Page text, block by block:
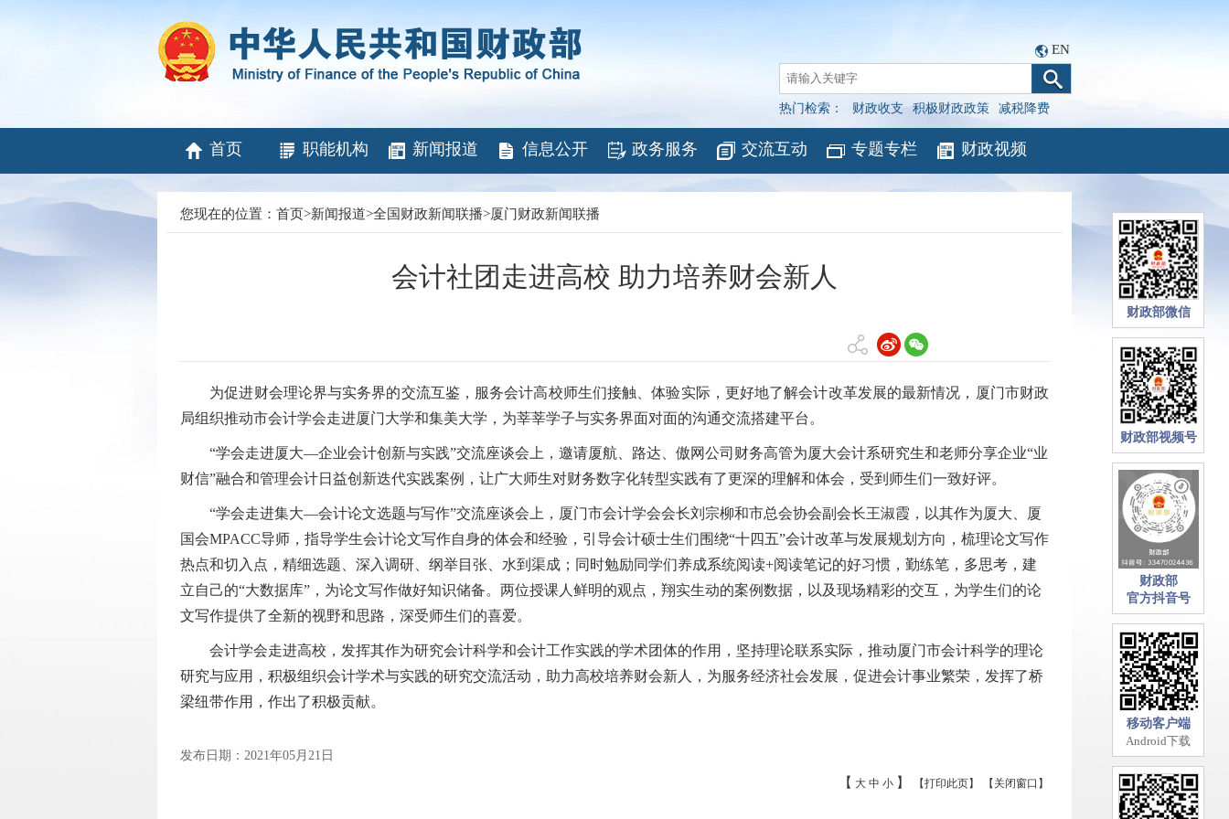
EN
热门检索： 财政收支 积极财政政策 减税降费
首页 职能机构 新闻报道 信息公开 政务服务 交流互动 专题专栏 财政视频
您现在的位置： 首页>新闻报道>全国财政新闻联播>厦门财政新闻联播
会计社团走进高校 助力培养财会新人
为促进财会理论界与实务界的交流互鉴，服务会计高校师生们接触、体验实际，更好地了解会计改革发展的最新情况，厦门市财政
局组织推动市会计学会走进厦门大学和集美大学，为莘莘学子与实务界面对面的沟通交流搭建平台。
“学会走进厦大—企业会计创新与实践”交流座谈会上，邀请厦航、路达、傲网公司财务高管为厦大会计系研究生和老师分享企业“业
财信”融合和管理会计日益创新迭代实践案例，让广大师生对财务数字化转型实践有了更深的理解和体会，受到师生们一致好评。
“学会走进集大—会计论文选题与写作”交流座谈会上，厦门市会计学会会长刘宗柳和市总会协会副会长王淑霞，以其作为厦大、厦
国会MPACC导师，指导学生会计论文写作自身的体会和经验，引导会计硕士生们围绕“十四五”会计改革与发展规划方向，梳理论文写作
热点和切入点，精细选题、深入调研、纲举目张、水到渠成；同时勉励同学们养成系统阅读+阅读笔记的好习惯，勤练笔，多思考，建
立自己的“大数据库”，为论文写作做好知识储备。两位授课人鲜明的观点，翔实生动的案例数据，以及现场精彩的交互，为学生们的论
文写作提供了全新的视野和思路，深受师生们的喜爱。
会计学会走进高校，发挥其作为研究会计科学和会计工作实践的学术团体的作用，坚持理论联系实际，推动厦门市会计科学的理论
研究与应用，积极组织会计学术与实践的研究交流活动，助力高校培养财会新人，为服务经济社会发展，促进会计事业繁荣，发挥了桥
梁纽带作用，作出了积极贡献。
发布日期：2021年05月21日
【 大 中 小 】 【打印此页】 【关闭窗口】
财政部微信
财政部视频号
财政部
官方抖音号
移动客户端
Android下载